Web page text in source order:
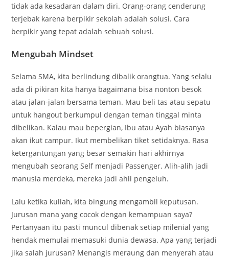
tidak ada kesadaran dalam diri. Orang-orang cenderung
terjebak karena berpikir sekolah adalah solusi. Cara
berpikir yang tepat adalah sebuah solusi.
Mengubah Mindset
Selama SMA, kita berlindung dibalik orangtua. Yang selalu
ada di pikiran kita hanya bagaimana bisa nonton besok
atau jalan-jalan bersama teman. Mau beli tas atau sepatu
untuk hangout berkumpul dengan teman tinggal minta
dibelikan. Kalau mau bepergian, Ibu atau Ayah biasanya
akan ikut campur. Ikut membelikan tiket setidaknya. Rasa
ketergantungan yang besar semakin hari akhirnya
mengubah seorang Self menjadi Passenger. Alih-alih jadi
manusia merdeka, mereka jadi ahli pengeluh.
Lalu ketika kuliah, kita bingung mengambil keputusan.
Jurusan mana yang cocok dengan kemampuan saya?
Pertanyaan itu pasti muncul dibenak setiap milenial yang
hendak memulai memasuki dunia dewasa. Apa yang terjadi
jika salah jurusan? Menangis meraung dan menyerah atau